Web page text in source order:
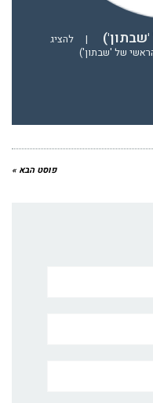
|
להציג
של 'שבתון')
פוסט הבא »